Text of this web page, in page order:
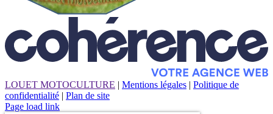
LOUET MOTOCULTURE | Mentions légales | Politique de
confidentialité | Plan de site
Page load link